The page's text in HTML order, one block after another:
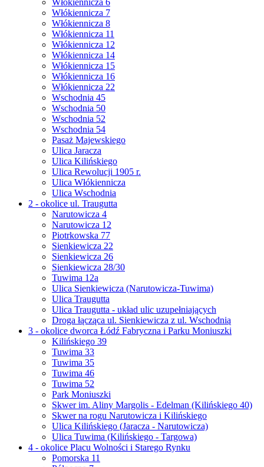
Włókiennicza 7
Włókiennicza 8
Włókiennicza 11
Włókiennicza 12
Włókiennicza 14
Włókiennicza 15
Włókiennicza 16
Włókiennicza 22
Wschodnia 45
Wschodnia 50
Wschodnia 52
Wschodnia 54
Pasaż Majewskiego
Ulica Jaracza
Ulica Kilińskiego
Ulica Rewolucji 1905 r.
Ulica Włókiennicza
Ulica Wschodnia
2 - okolice ul. Traugutta
Narutowicza 4
Narutowicza 12
Piotrkowska 77
Sienkiewicza 22
Sienkiewicza 26
Sienkiewicza 28/30
Tuwima 12a
Ulica Sienkiewicza (Narutowicza-Tuwima)
Ulica Traugutta
Ulica Traugutta - układ ulic uzupełniających
Droga łącząca ul. Sienkiewicza z ul. Wschodnią
3 - okolice dworca Łódź Fabryczna i Parku Moniuszki
Kilińskiego 39
Tuwima 33
Tuwima 35
Tuwima 46
Tuwima 52
Park Moniuszki
Skwer im. Aliny Margolis - Edelman (Kilińskiego 40)
Skwer na rogu Narutowicza i Kilińskiego
Ulica Kilińskiego (Jaracza - Narutowicza)
Ulica Tuwima (Kilińskiego - Targowa)
4 - okolice Placu Wolności i Starego Rynku
Pomorska 11